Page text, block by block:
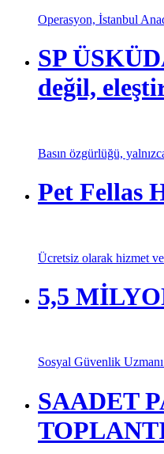
Operasyon, İstanbul
SP
değil,
Basın özgürlüğü,
Pet Fellas
Ücretsiz olarak hizmet
5,5
Sosyal Güvenlik
SAADET